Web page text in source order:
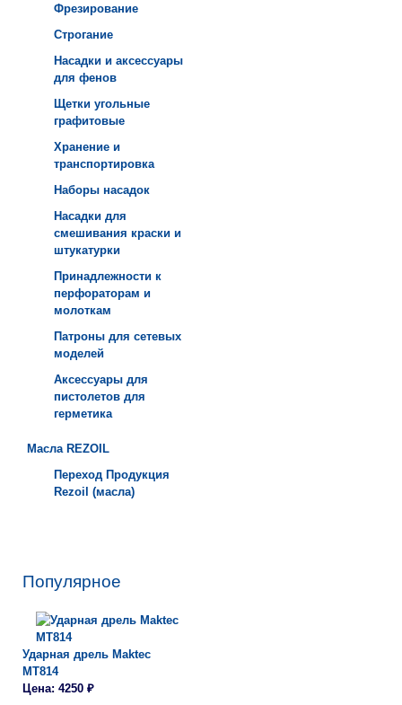
Фрезирование
Строгание
Насадки и аксессуары
для фенов
Щетки угольные
графитовые
Хранение и
транспортировка
Наборы насадок
Насадки для
смешивания краски и
штукатурки
Принадлежности к
перфораторам и
молоткам
Патроны для сетевых
моделей
Аксессуары для
пистолетов для
герметика
Масла REZOIL
Переход Продукция
Rezoil (масла)
Популярное
Ударная дрель Maktec
MT814
Цена: 4250 ₽